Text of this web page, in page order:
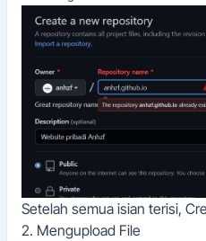
Setelah semua isian terisi,
2. Mengupload File